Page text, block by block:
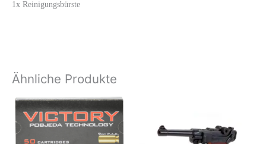
1x Reinigungsbürste
Ähnliche Produkte